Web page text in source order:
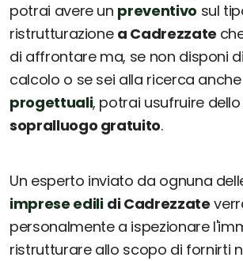
potrai avere un preventivo sul
ristrutturazione a Cadrezzate
di affrontare ma, se non disponi
calcolo o se sei alla ricerca
progettuali, potrai usufruire
sopralluogo gratuito.
Un esperto inviato da ognuna
imprese edili di Cadrezzate
personalmente a ispezionare
ristrutturare allo scopo di fornirti